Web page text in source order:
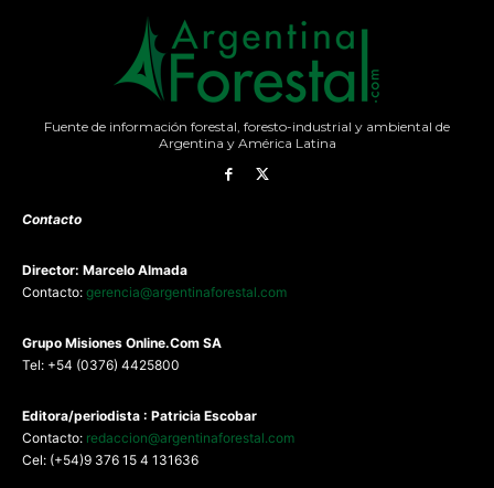
Fuente de información forestal, foresto-industrial y ambiental de
Argentina y América Latina
Contacto
Director: Marcelo Almada
Contacto: gerencia@argentinaforestal.com
Grupo Misiones Online.Com SA
Tel: +54 (0376) 4425800
Editora/periodista : Patricia Escobar
Contacto: redaccion@argentinaforestal.com
Cel: (+54)9 376 15 4 131636